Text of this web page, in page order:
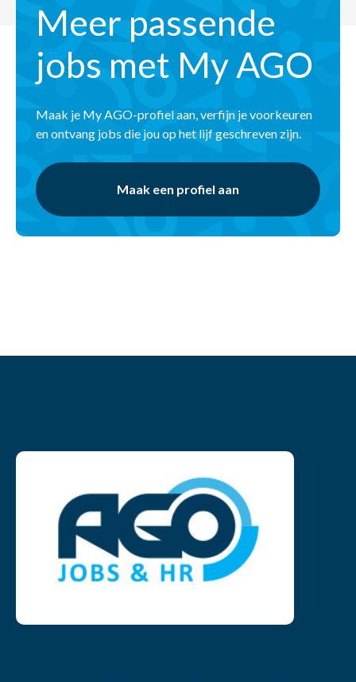
Meer passende
jobs met My AGO
Maak je My AGO-profiel aan, verfijn je voorkeuren
en ontvang jobs die jou op het lijf geschreven zijn.
Maak een profiel aan